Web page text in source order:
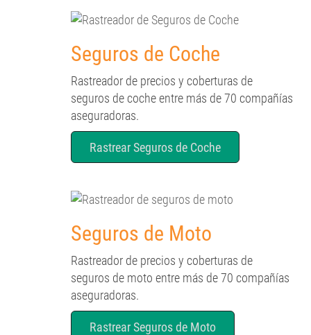
Seguros de Coche
Rastreador de precios y coberturas de
seguros de coche entre más de 70 compañías
aseguradoras.
Rastrear Seguros de Coche
Seguros de Moto
Rastreador de precios y coberturas de
seguros de moto entre más de 70 compañías
aseguradoras.
Rastrear Seguros de Moto